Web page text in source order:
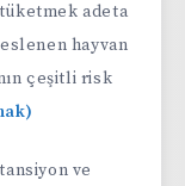
adeta
hayvan
çeşitli risk
ve